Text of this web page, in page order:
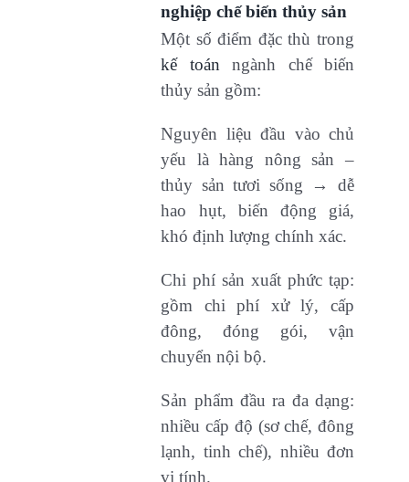
nghiệp chế biến thủy sản
Một số điểm đặc thù trong
kế toán ngành chế biến
thủy sản gồm:
Nguyên liệu đầu vào chủ
yếu là hàng nông sản –
thủy sản tươi sống → dễ
hao hụt, biến động giá,
khó định lượng chính xác.
Chi phí sản xuất phức tạp:
gồm chi phí xử lý, cấp
đông, đóng gói, vận
chuyển nội bộ.
Sản phẩm đầu ra đa dạng:
nhiều cấp độ (sơ chế, đông
lạnh, tinh chế), nhiều đơn
vị tính.